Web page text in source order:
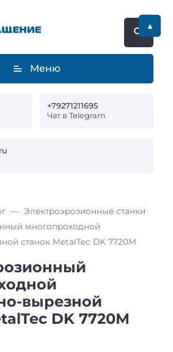
Меню
+79271211695
Чат в Telegram
Электроэрозионные станки
многопроходной
станок MetalTec DK 7720М
вырезной
DK 7720М
▲